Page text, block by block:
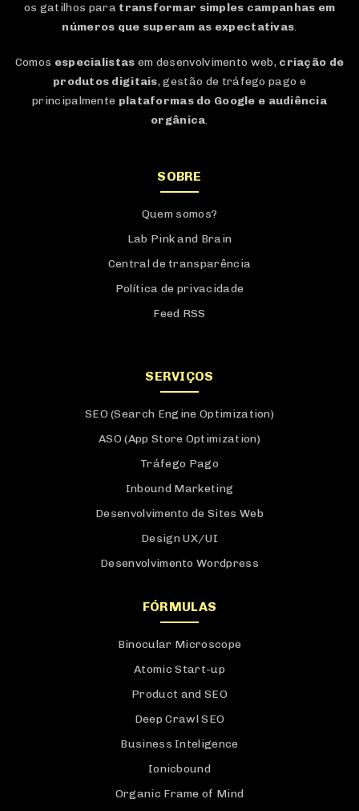
os gatilhos para transformar simples campanhas em
números que superam as expectativas.
Comos especialistas em desenvolvimento web, criação de
produtos digitais, gestão de tráfego pago e
principalmente plataformas do Google e audiência
orgânica.
SOBRE
Quem somos?
Lab Pink and Brain
Central de transparência
Política de privacidade
Feed RSS
SERVIÇOS
SEO (Search Engine Optimization)
ASO (App Store Optimization)
Tráfego Pago
Inbound Marketing
Desenvolvimento de Sites Web
Design UX/UI
Desenvolvimento Wordpress
FÓRMULAS
Binocular Microscope
Atomic Start-up
Product and SEO
Deep Crawl SEO
Business Inteligence
Ionicbound
Organic Frame of Mind